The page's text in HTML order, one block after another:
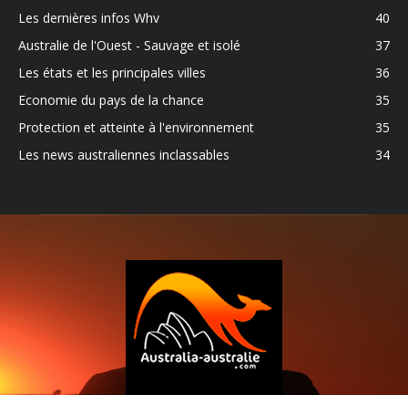
Les dernières infos Whv
40
Australie de l'Ouest - Sauvage et isolé
37
Les états et les principales villes
36
Economie du pays de la chance
35
Protection et atteinte à l'environnement
35
Les news australiennes inclassables
34